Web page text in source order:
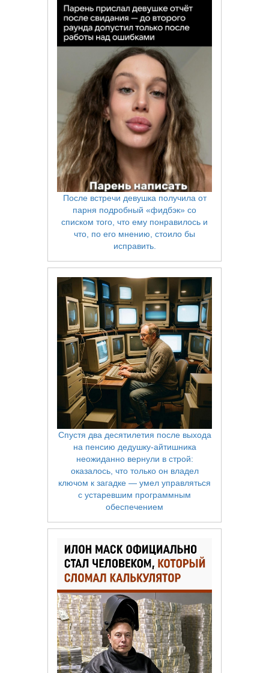
После встречи девушка получила от
парня подробный «фидбэк» со
списком того, что ему понравилось и
что, по его мнению, стоило бы
исправить.
Спустя два десятилетия после выхода
на пенсию дедушку‑айтишника
неожиданно вернули в строй:
оказалось, что только он владел
ключом к загадке — умел управляться
с устаревшим программным
обеспечением